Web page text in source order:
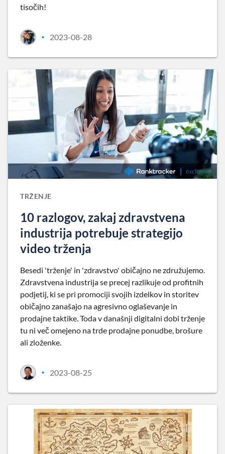
tisočih!
• 2023-08-28
TRŽENJE
10 razlogov, zakaj zdravstvena
industrija potrebuje strategijo
video trženja
Besedi 'trženje' in 'zdravstvo' običajno ne združujemo.
Zdravstvena industrija se precej razlikuje od profitnih
podjetij, ki se pri promociji svojih izdelkov in storitev
običajno zanašajo na agresivno oglaševanje in
prodajne taktike. Toda v današnji digitalni dobi trženje
tu ni več omejeno na trde prodajne ponudbe, brošure
ali zloženke.
• 2023-08-25